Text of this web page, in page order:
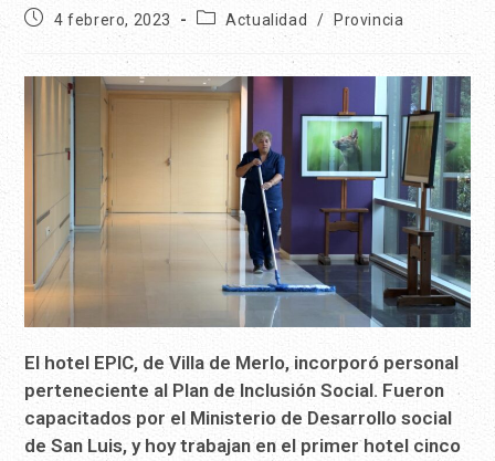
4 febrero, 2023 Actualidad / Provincia
El hotel EPIC, de Villa de Merlo, incorporó personal
perteneciente al Plan de Inclusión Social. Fueron
capacitados por el Ministerio de Desarrollo social
de San Luis, y hoy trabajan en el primer hotel cinco